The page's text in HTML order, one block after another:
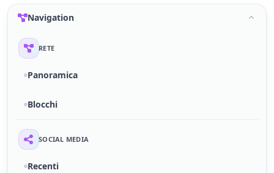
Navigation
RETE
Panoramica
Blocchi
SOCIAL MEDIA
Recenti